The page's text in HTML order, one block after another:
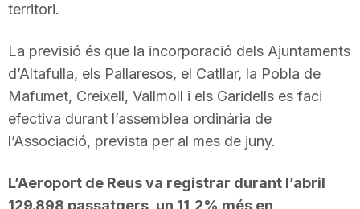
territori.
La previsió és que la incorporació dels Ajuntaments
d’Altafulla, els Pallaresos, el Catllar, la Pobla de
Mafumet, Creixell, Vallmoll i els Garidells es faci
efectiva durant l’assemblea ordinària de
l’Associació, prevista per al mes de juny.
L’Aeroport de Reus va registrar durant l’abril